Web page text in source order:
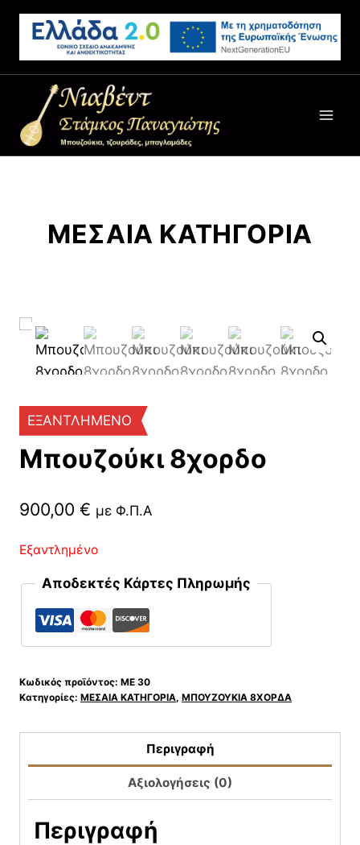
ΜΕΣΑΙΑ ΚΑΤΗΓΟΡΙΑ
ΕΞΑΝΤΛΗΜΕΝΟ
Μπουζούκι 8χορδο
900,00 € με Φ.Π.Α
Εξαντλημένο
Αποδεκτές Κάρτες Πληρωμής
Κωδικός προϊόντος: ΜΕ 30
Κατηγορίες: ΜΕΣΑΙΑ ΚΑΤΗΓΟΡΙΑ, ΜΠΟΥΖΟΥΚΙΑ 8ΧΟΡΔΑ
Περιγραφή
Αξιολογήσεις (0)
Περιγραφή